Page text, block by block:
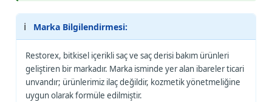
ℹ️ Marka Bilgilendirmesi:
Restorex, bitkisel içerikli saç ve saç derisi bakım ürünleri
geliştiren bir markadır. Marka isminde yer alan ibareler ticari
unvandır; ürünlerimiz ilaç değildir, kozmetik yönetmeliğine
uygun olarak formüle edilmiştir.